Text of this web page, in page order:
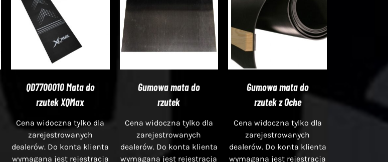
QD7700010 Mata do
rzutek XQMax
Cena widoczna tylko dla
zarejestrowanych
dealerów. Do konta klienta
wymagana jest rejestracja
Gumowa mata do
rzutek
Cena widoczna tylko dla
zarejestrowanych
dealerów. Do konta klienta
wymagana jest rejestracja
Gumowa mata do
rzutek z Oche
Cena widoczna tylko dla
zarejestrowanych
dealerów. Do konta klienta
wymagana jest rejestracja